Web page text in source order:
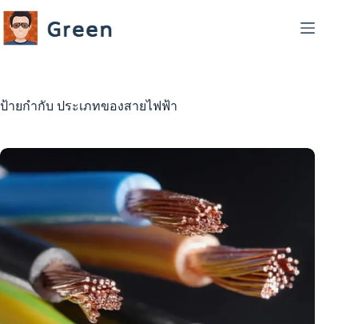
to
content
ป้ายกำกับ ประเภทของสายไฟฟ้า